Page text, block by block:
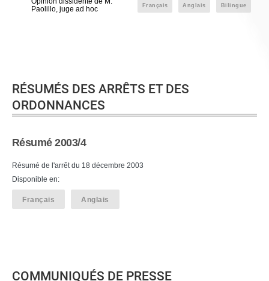
Paolillo, juge ad hoc
Français Anglais Bilingue
RÉSUMÉS DES ARRÊTS ET DES
ORDONNANCES
Résumé 2003/4
Résumé de l'arrêt du 18 décembre 2003
Disponible en:
Français Anglais
COMMUNIQUÉS DE PRESSE